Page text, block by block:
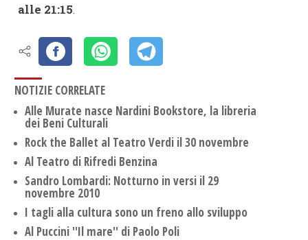
alle 21:15.
NOTIZIE CORRELATE
Alle Murate nasce Nardini Bookstore, la libreria
dei Beni Culturali
Rock the Ballet al Teatro Verdi il 30 novembre
Al Teatro di Rifredi Benzina
Sandro Lombardi: Notturno in versi il 29
novembre 2010
I tagli alla cultura sono un freno allo sviluppo
Al Puccini ''Il mare'' di Paolo Poli